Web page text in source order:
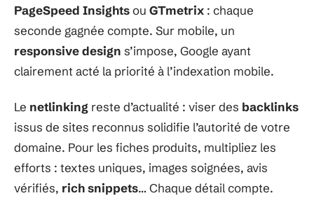
PageSpeed Insightsou GTmetrix : chaque
seconde gagnée compte. Sur mobile, un
responsive design s’impose, Google ayant
clairement acté la priorité à l’indexation mobile.
Le netlinking reste d’actualité : viser des backlinks
issus de sites reconnus solidifie l’autorité de votre
domaine. Pour les fiches produits, multipliez les
efforts : textes uniques, images soignées, avis
vérifiés, rich snippets… Chaque détail compte.